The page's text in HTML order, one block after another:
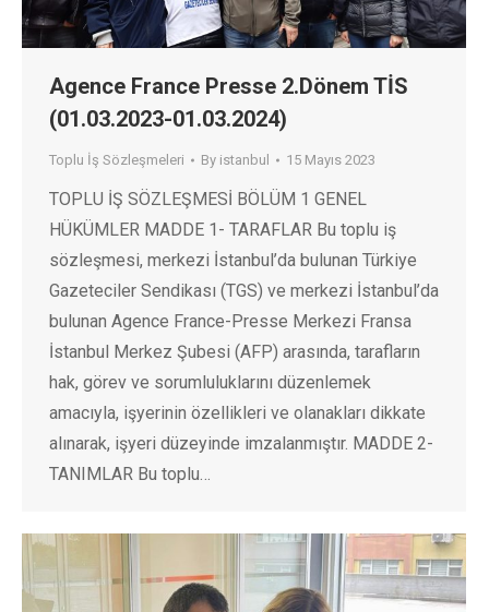
Agence France Presse 2.Dönem TİS
(01.03.2023-01.03.2024)
Toplu İş Sözleşmeleri By istanbul 15 Mayıs 2023
TOPLU İŞ SÖZLEŞMESİ BÖLÜM 1 GENEL
HÜKÜMLER MADDE 1- TARAFLAR Bu toplu iş
sözleşmesi, merkezi İstanbul’da bulunan Türkiye
Gazeteciler Sendikası (TGS) ve merkezi İstanbul’da
bulunan Agence France-Presse Merkezi Fransa
İstanbul Merkez Şubesi (AFP) arasında, tarafların
hak, görev ve sorumluluklarını düzenlemek
amacıyla, işyerinin özellikleri ve olanakları dikkate
alınarak, işyeri düzeyinde imzalanmıştır. MADDE 2-
TANIMLAR Bu toplu…